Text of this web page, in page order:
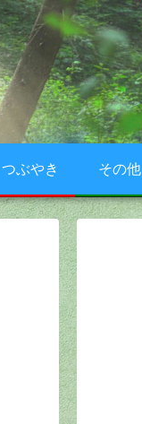
つぶやき その他